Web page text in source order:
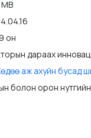
он
дараах
аж ахуйн бусад
болон орон